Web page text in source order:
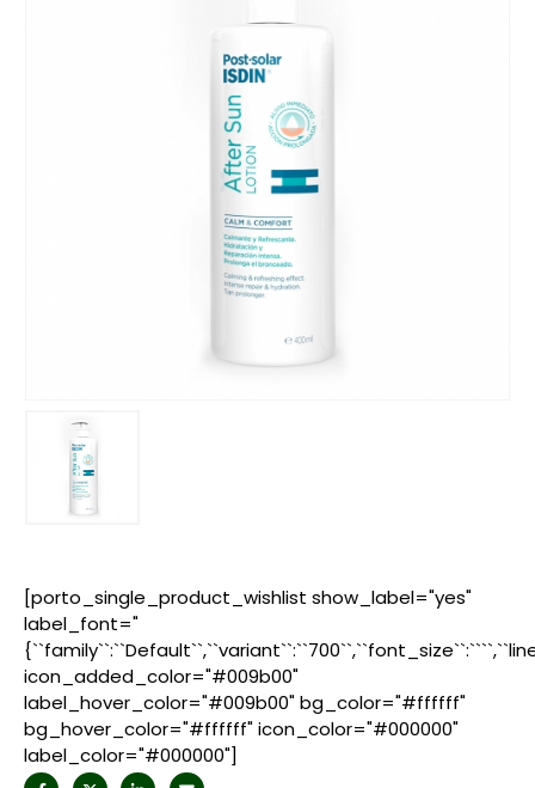
[porto_single_product_wishlist show_label="yes"
label_font="
icon_added_color="#009b00"
label_hover_color="#009b00" bg_color="#ffffff"
bg_hover_color="#ffffff" icon_color="#000000"
label_color="#000000"]